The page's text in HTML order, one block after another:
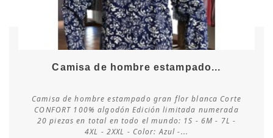
Consultar disponibilidad
Camisa de hombre estampado...
Camisa de hombre estampado gran flor blanca Corte
CONFORT 100% algodón Edición limitada numerada
20 piezas en total en todo el mundo: 1S - 6M - 7L -
4XL - 2XXL - Color: Azul -...